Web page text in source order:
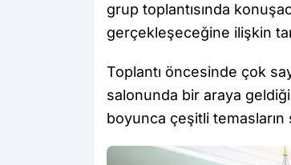
grup toplantısında
gerçekleşeceğine ilişkin
Toplantı öncesinde çok
salonunda bir araya
boyunca çeşitli